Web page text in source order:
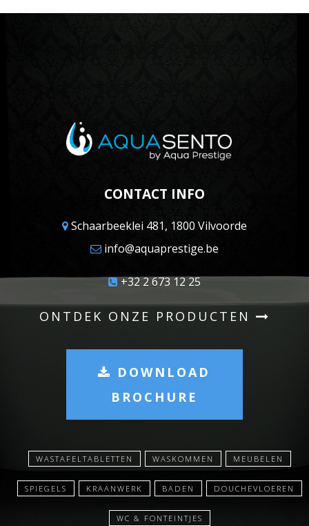
CONTACT INFO
Schaarbeeklei 481, 1800 Vilvoorde
info@aquaprestige.be
+32 2 673 12 25
ONTDEK ONZE PRODUCTEN
DOWNLOAD
BROCHURE
WASTAFELTABLETTEN WASKOMMEN MEUBELEN
SPIEGELS KRAANWERK BADEN DOUCHEVLOEREN
WC & FONTEINTJES